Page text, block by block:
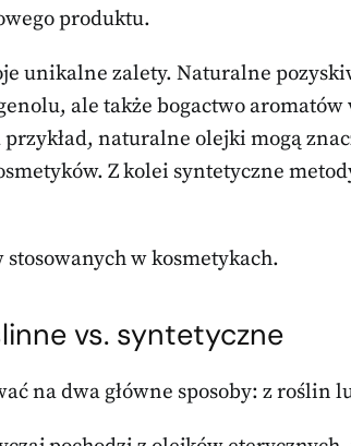
produktu.
unikalne zalety. Naturalne
ale także bogactwo
naturalne olejki mogą
Z kolei syntetyczne
w kosmetykach.
vs. syntetyczne
na dwa główne sposoby: z roślin